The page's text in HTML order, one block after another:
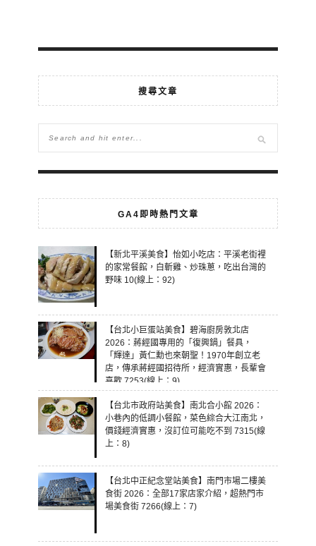
搜尋文章
GA4即時熱門文章
【新北平溪美食】怡如小吃店：平溪老街裡
的家常餐館，白斬雞、炒珠蔥，吃出台灣的
野味 10(線上：92)
【台北小巨蛋站美食】碧海廚房敦北店
2026：蔣經國專用的「復興鍋」餐具，
「輝達」黃仁勳也來朝聖！1970年創立老
店，傳承蔣經國招待所，經濟實惠，長輩會
喜歡 7253(線上：9)
【台北市政府站美食】南北合小館 2026：
小巷內的低調小餐館，菜色綜合大江南北，
價錢經濟實惠，沒訂位可能吃不到 7315(線
上：8)
【台北中正紀念堂站美食】南門市場二樓美
食街 2026：全部17家店家介紹，超熱門市
場美食街 7266(線上：7)